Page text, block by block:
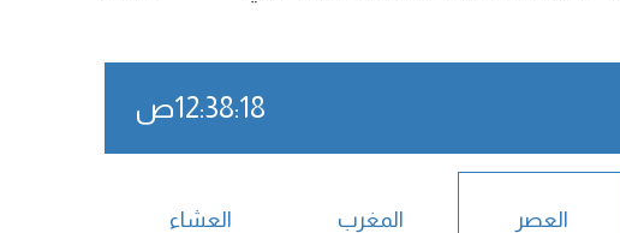
12:38:19ص
العصر المغرب العشاء